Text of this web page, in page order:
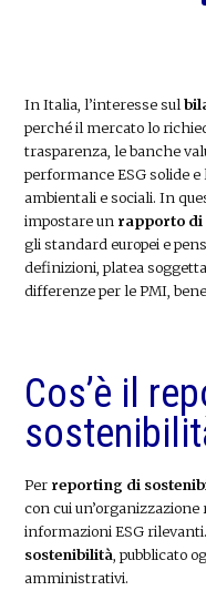
In Italia, l’interesse sul
perché il mercato lo
trasparenza, le banche
performance ESG solide
ambientali e sociali. In
impostare un rapporto di
gli standard europei e
definizioni, platea
differenze per le PMI,
Cos’è il
Per reporting di
con cui
informazioni ESG
sostenibilità , pubblicato
amministrativi.